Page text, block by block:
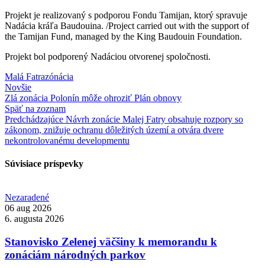
Projekt je realizovaný s podporou Fondu Tamijan, ktorý spravuje
Nadácia kráľa Baudouina. /Project carried out with the support of
the Tamijan Fund, managed by the King Baudouin Foundation.
Projekt bol podporený Nadáciou otvorenej spoločnosti.
Malá Fatrazónácia
Novšie
Zlá zonácia Polonín môže ohroziť Plán obnovy
Späť na zoznam
Predchádzajúce Návrh zonácie Malej Fatry obsahuje rozpory so
zákonom, znižuje ochranu dôležitých území a otvára dvere
nekontrolovanému developmentu
Súvisiace príspevky
Nezaradené
06 aug 2026
6. augusta 2026
Stanovisko Zelenej väčšiny k memorandu k
zonáciám národných parkov